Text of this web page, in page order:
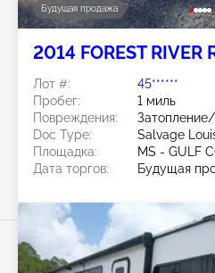
Будущая продажа
2014 FOREST RIVER
Лот #:
45******
Пробег:
1 миль
Повреждения:
Doc Type:
Salvage
Площадка:
MS - GULF
Дата торгов:
Будущая